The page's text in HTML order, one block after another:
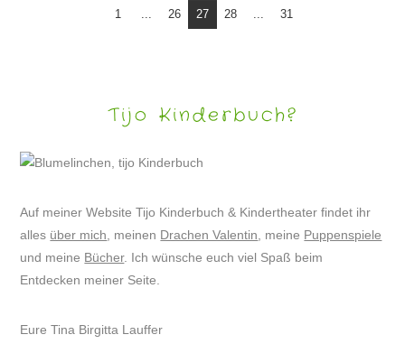
1 26 27 28 31
Tijo Kinderbuch?
Auf meiner Website Tijo Kinderbuch & Kindertheater findet ihr
alles über mich , meinen Drachen Valentin , meine Puppenspiele
und meine Bücher. Ich wünsche euch viel Spaß beim
Entdecken meiner Seite.
Eure Tina Birgitta Lauffer